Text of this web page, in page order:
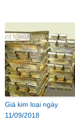
Giá kim loại ngày
11/09/2018